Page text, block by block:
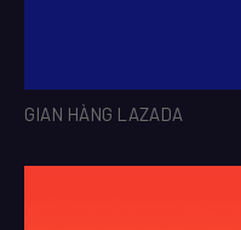
GIAN HÀNG LAZADA